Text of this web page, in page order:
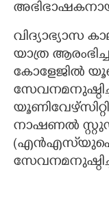
വിദ്യാഭ്യാസ
യാത്ര
കോളേജിൽ
നാഷണൽ
(എൻഎസ്‌യുഐ)